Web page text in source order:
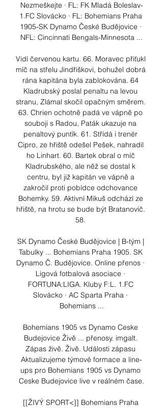
Nezmeškejte · FL: FK Mladá Boleslav-
1.FC Slovácko · FL: Bohemians Praha
1905-SK Dynamo České Budějovice ·
NFL: Cincinnati Bengals-Minnesota ...
Vidí červenou kartu. 66. Moravec přiťukl
míč na střelu Jindřiškovi, bohužel dobrá
rána kapitána byla zablokována. 64
Kladrubský poslal penaltu na levou
stranu, Zlámal skočil opačným směrem.
63. Chrien ochotně padá ve vápně po
souboji s Radou, Paták ukazuje na
penaltový puntík. 61. Střídá i trenér
Cipro, ze hřiště odešel Pešek, nahradil
ho Linhart. 60. Bartek obral o míč
Kladrubského, ale něž se dostal k
centru, byl již kapitán ve vápně a
zakročil proti pobídce odchovance
Bohemky. 59. Aktivní Mikuš odchází ze
hřiště, na hrotu se bude být Bratanovič.
58.
SK Dynamo České Budějovice | B-tým |
Tabulky ... Bohemians Praha 1905. SK
Dynamo Č. Budějovice. Online přenos ·
Ligová fotbalová asociace ·
FORTUNA:LIGA. Kluby F:L. 1.FC
Slovácko · AC Sparta Praha ·
Bohemians ...
Bohemians 1905 vs Dynamo Ceske
Budejovice Živě ... přenosy. imgalt.
Zápas živě. Živě. Události zápasu
Aktualizujeme týmové formace a line-
ups pro Bohemians 1905 vs Dynamo
Ceske Budejovice live v reálném čase.
[[ŽIVÝ SPORT<]] Bohemians Praha